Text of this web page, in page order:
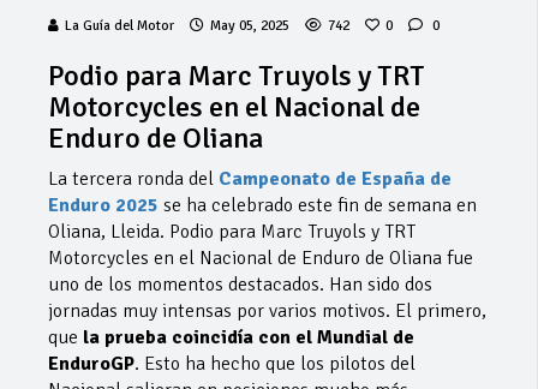
La Guía del Motor May 05, 2025 742 0 0
Podio para Marc Truyols y TRT
Motorcycles en el Nacional de
Enduro de Oliana
La tercera ronda del Campeonato de España de
Enduro 2025 se ha celebrado este fin de semana en
Oliana, Lleida. Podio para Marc Truyols y TRT
Motorcycles en el Nacional de Enduro de Oliana fue
uno de los momentos destacados. Han sido dos
jornadas muy intensas por varios motivos. El primero,
que la prueba coincidía con el Mundial de
EnduroGP. Esto ha hecho que los pilotos del